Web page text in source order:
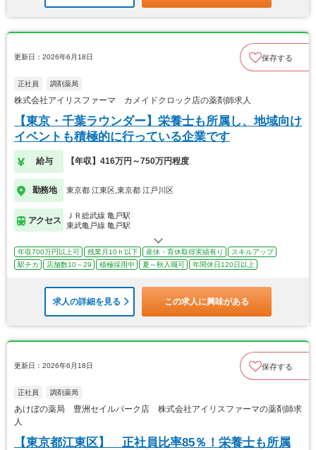
更新日：2026年6月18日 保存する
正社員 調剤薬局
株式会社アイリスファーマ カメイドクロック店の薬剤師求人
【東京・千葉ラウンダー】栄養士も所属し、地域向け
イベントも積極的に行っている企業です
給与 【年収】416万円～750万円程度
勤務地 東京都 江東区,東京都 江戸川区
アクセス
ＪＲ総武線 亀戸駅
東武亀戸線 亀戸駅
年収700万円以上可 残業月10ｈ以下 産休・育休取得実績有り
スキルアップ
駅チカ
店舗数10～29 積極採用中 夏～秋入職可 年間休日120日以上
求人の詳細を見る この求人に興味がある
更新日：2026年6月18日 保存する
正社員 調剤薬局
あけぼの薬局 豊洲セイルパーク店 株式会社アイリスファーマの薬剤師求
人
【東京都江東区】 正社員比率85％！栄養士も所属